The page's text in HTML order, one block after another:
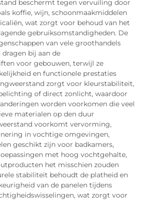
beschermt tegen vervuiling door
koffie, wijn, schoonmaakmiddelen
wat zorgt voor behoud van het
gebruiksomstandigheden. De
van vele groothandels
bij aan de
voor gebouwen, terwijl ze
en functionele prestaties
zorgt voor kleurstabiliteit,
of direct zonlicht, waardoor
worden voorkomen die veel
materialen op den duur
voorkomt vervorming,
in vochtige omgevingen,
geschikt zijn voor badkamers,
met hoog vochtgehalte,
het misschien zouden
stabiliteit behoudt de platheid en
van de panelen tijdens
wat zorgt voor